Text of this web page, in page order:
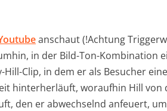
anschaut (!Achtung
in der Bild-Ton-Kombination
Clip, in dem er als Besucher
hinterherläuft, woraufhin Hill
den er abwechselnd anfeuert,